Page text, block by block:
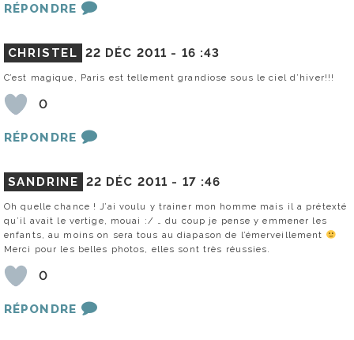
RÉPONDRE
CHRISTEL 22 DÉC 2011 - 16 :43
C’est magique, Paris est tellement grandiose sous le ciel d’hiver!!!
0
RÉPONDRE
SANDRINE 22 DÉC 2011 - 17 :46
Oh quelle chance ! J’ai voulu y trainer mon homme mais il a prétexté
qu’il avait le vertige, mouai :/ … du coup je pense y emmener les
enfants, au moins on sera tous au diapason de l’émerveillement
Merci pour les belles photos, elles sont très réussies.
0
RÉPONDRE